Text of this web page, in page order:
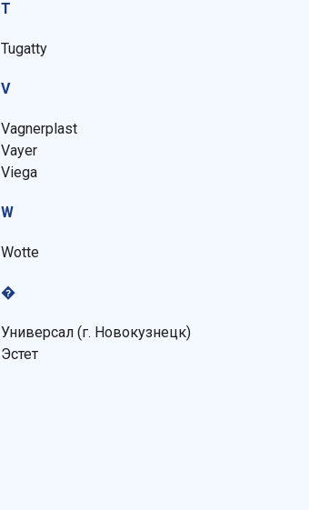
T
Tugatty
V
Vagnerplast
Vayer
Viega
W
Wotte
�
Универсал (г. Новокузнецк)
Эстет